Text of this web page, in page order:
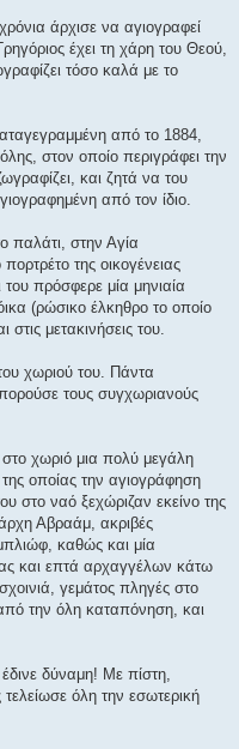
άρχισε να αγιογραφεί
έχει τη χάρη του Θεού,
τόσο καλά με το
από το 1884,
στον οποίο περιγράφει την
και ζητά να του
από τον ίδιο.
παλάτι, στην Αγία
της οικογένειας
πρόσφερε μία μηνιαία
(ρώσικο έλκηθρο το οποίο
μετακινήσεις του.
χωριού του. Πάντα
τους συγχωριανούς
χωριό μια πολύ μεγάλη
οποίας την αγιογράφηση
στο ναό ξεχώριζαν εκείνο της
Αβραάμ, ακριβές
καθώς και μία
και επτά αρχαγγέλων κάτω
γεμάτος πληγές στο
την όλη καταπόνηση, και
δύναμη! Με πίστη,
όλη την εσωτερική